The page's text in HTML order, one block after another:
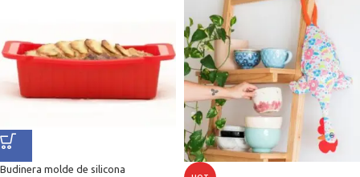
Budinera molde de silicona